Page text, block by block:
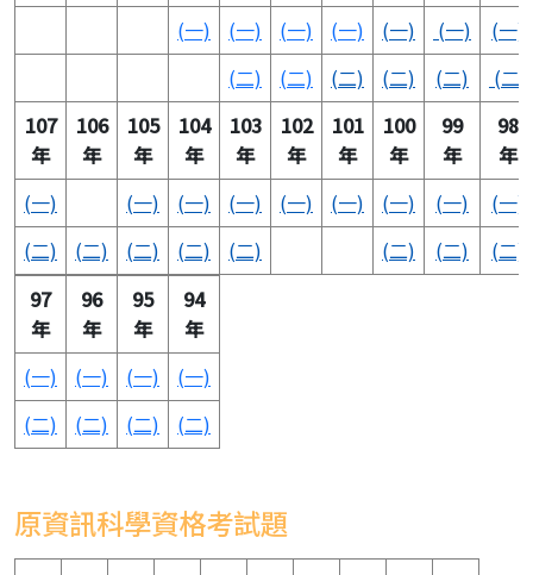
(一)
(一) (一) (一) (一) (一)
(一)
(二)
(二) (二) (二) (二)
(二)
107
年
106
年
105
年
104
年
103
年
102
年
101
年
100
年
99
年
98
年
(一)
(一) (一) (一) (一) (一) (一) (一)
(一)
(二)
(二) (二) (二) (二) (二) (二)
(二)
97
年
96
年
95
年
94
年
(一)
(一) (一)
(一)
(二)
(二) (二) (二)
原資訊科學資格考試題